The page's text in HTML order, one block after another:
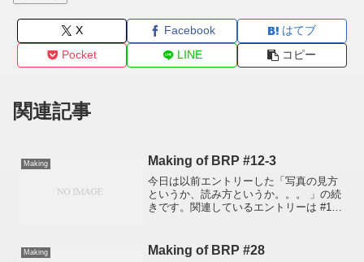
X Facebook
はてブ
Pocket
LINE コピー
関連記事
Making Making of BRP #12-3
今日は以前エントリーした「写真の見方
というか、読み方というか。。。 」の続
きです。関連しているエントリーは #12-
フレーミング(3)ライテ...
Making Making of BRP #28